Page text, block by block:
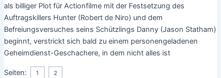
als billiger Plot für Actionfilme mit der Festsetzung des
Auftragskillers Hunter (Robert de Niro) und dem
Befreiungsversuches seins Schützlings Danny (Jason Statham)
beginnt, verstrickt sich bald zu einem personengeladenen
Geheimdienst-Geschachere, in dem nicht alles ist
Seiten: 1 2